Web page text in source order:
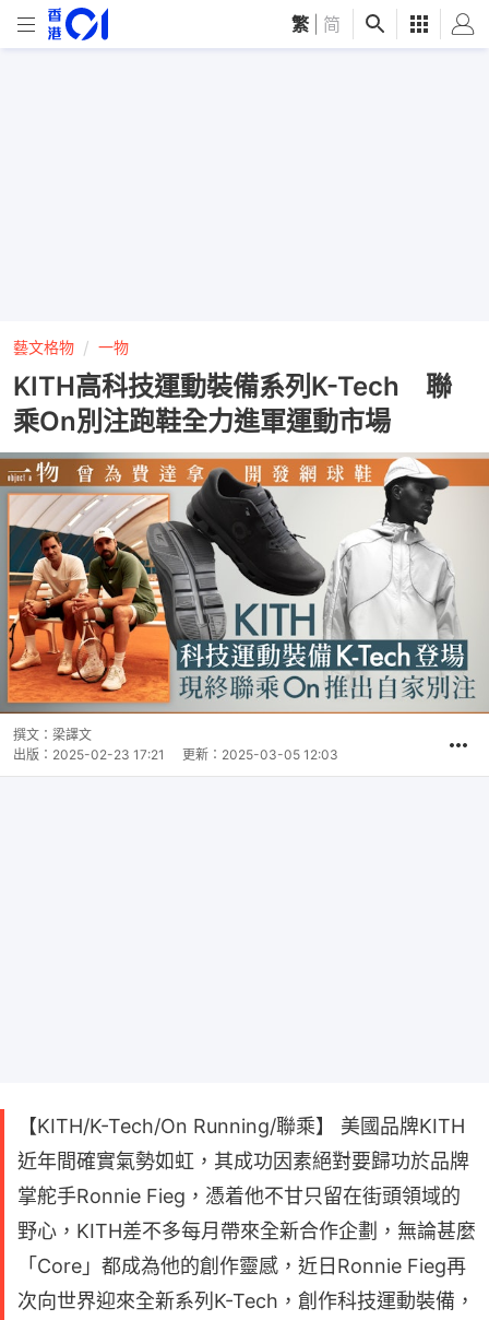
繁 简
藝文格物 一物
KITH高科技運動裝備系列K-Tech 聯
乘On別注跑鞋全力進軍運動市場
撰文： 梁譯文
出版： 2025-02-23 17:21 更新： 2025-03-05 12:03
【KITH/K-Tech/On Running/聯乘】 美國品牌KITH
近年間確實氣勢如虹，其成功因素絕對要歸功於品牌
掌舵手Ronnie Fieg，憑着他不甘只留在街頭領域的
野心，KITH差不多每月帶來全新合作企劃，無論甚麼
「Core」都成為他的創作靈感，近日Ronnie Fieg再
次向世界迎來全新系列K-Tech，創作科技運動裝備，